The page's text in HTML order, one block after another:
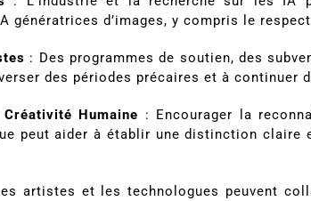
génératrices d’images, y compris le
: Des programmes de soutien, des
des périodes précaires et à continuer
Humaine : Encourager la
peut aider à établir une distinction claire
artistes et les technologues peuvent